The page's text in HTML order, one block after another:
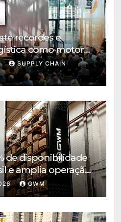
recordes e
como motor
de incerteza
SUPPLY CHAIN
de disponibilidade
e amplia operação
GWM